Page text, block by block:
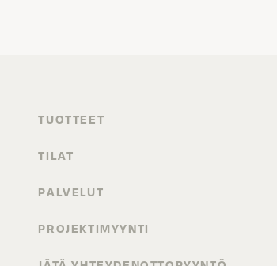
TUOTTEET
TILAT
PALVELUT
PROJEKTIMYYNTI